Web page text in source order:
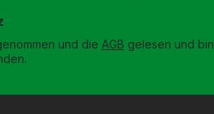
und die AGB gelesen und bin